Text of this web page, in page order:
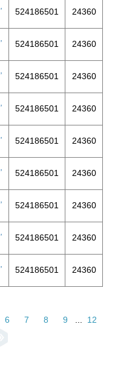
524186501 24360
524186501 24360
524186501 24360
524186501 24360
524186501 24360
524186501 24360
524186501 24360
524186501 24360
524186501 24360
6 7 8 9
12